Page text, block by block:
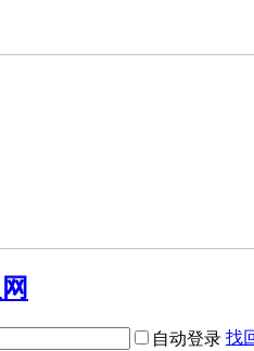
自动登录 找